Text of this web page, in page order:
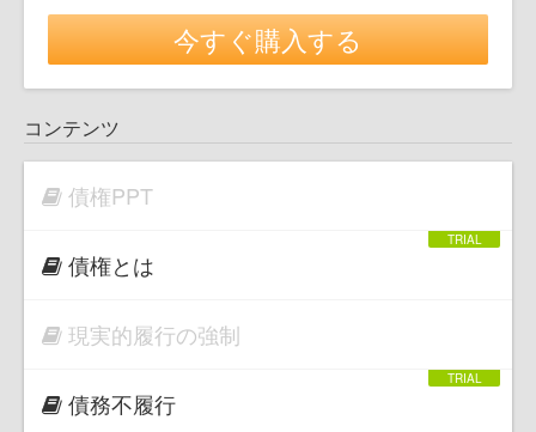
今すぐ購入する
コンテンツ
債権PPT
債権とは
現実的履行の強制
債務不履行